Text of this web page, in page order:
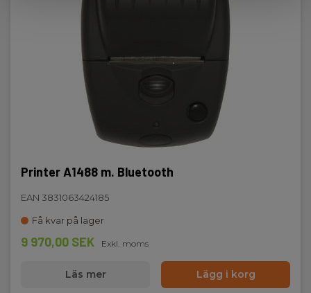
Printer A1488 m. Bluetooth
EAN 3831063424185
Få kvar på lager
9 970,00 SEK Exkl. moms
Läs mer Lägg i korg